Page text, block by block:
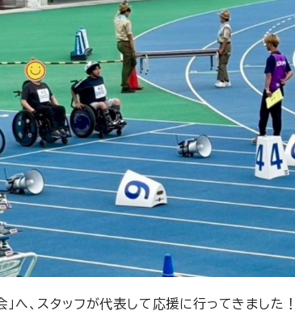
へ、スタッフが代表して応援に行ってきました！